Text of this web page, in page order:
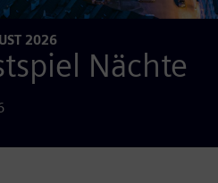
2026
Nächte